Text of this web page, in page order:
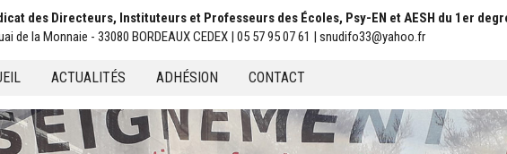
des Directeurs, Instituteurs et Professeurs des Écoles, Psy-EN et AESH du 1er
de la Monnaie - 33080 BORDEAUX CEDEX | 05 57 95 07 61 | snudifo33@yahoo.fr
ACTUALITÉS ADHÉSION CONTACT